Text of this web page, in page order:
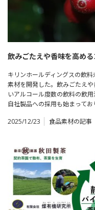
飲みごたえや香味を高め
キリンホールディングスの飲
素材を開発した。飲みごたえ
いアルコール度数の飲料の飲
自社製品への採用も始まって
2025/12/23
食品素材の記事